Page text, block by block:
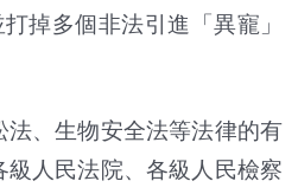
掉多個非法引進「異寵」
、生物安全法等法律的有
級人民法院、各級人民檢察